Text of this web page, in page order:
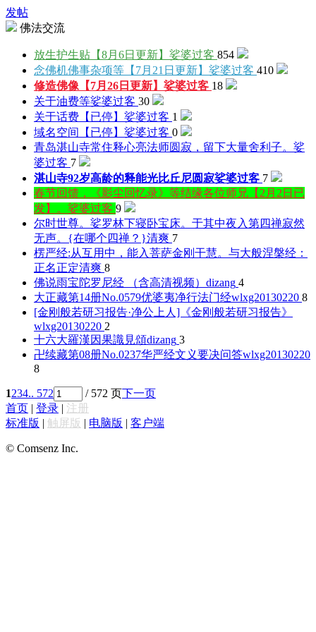
发帖
佛法交流
放生护生贴【8月6日更新】 娑婆过客 854
念佛机佛事杂项等【7月21日更新】 娑婆过客 410
修造佛像【7月26日更新】 娑婆过客 18
关于油费等娑婆过客 30
关于话费【已停】 娑婆过客 1
域名空间【已停】 娑婆过客 0
青岛湛山寺常住释心亮法师圆寂，留下大量舍利子。 娑
婆过客 7
湛山寺92岁高龄的释能光比丘尼圆寂娑婆过客 7
春节回馈，《影尘回忆录》等结缘各位师兄【2月2日已
发】。 娑婆过客 9
尔时世尊。娑罗林下寝卧宝床。于其中夜入第四禅寂然
无声。{在哪个四禅？}清爽 7
楞严经:从互用中，能入菩萨金刚干慧。与大般涅槃经：
正名正定清爽 8
佛说雨宝陀罗尼经 （含高清视频） dizang 4
大正藏第14册No.0579优婆夷净行法门经wlxg20130220 8
[金刚般若研习报告·净公上人]《金刚般若研习报告》
wlxg20130220 2
十六大羅漢因果識見頌dizang 3
卍续藏第08册No.0237华严经文义要决问答wlxg20130220
8
1234.. 572 / 572 页下一页
首页 | 登录 | 注册
标准版 | 触屏版 | 电脑版 | 客户端
© Comsenz Inc.